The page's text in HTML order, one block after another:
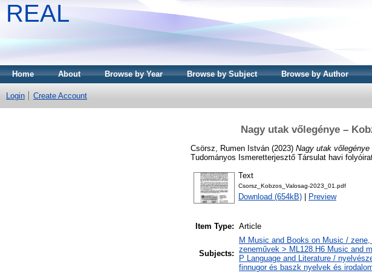
REAL
Home About Browse by Year Browse by Subject Browse by Author
Login Create Account
Nagy utak vőlegénye –
Csörsz, Rumen István (2023) Nagy utak
Tudományos Ismeretterjesztő Társulat havi
Text
Csorsz_Kobzos_Valosag-2023_01.pdf
Download (654kB) Preview
Item Type: Article
Subjects:
M Music and Books on Music /
zeneművek > ML128.H6 Music and
P Language and Literature /
finnugor és baszk nyelvek és